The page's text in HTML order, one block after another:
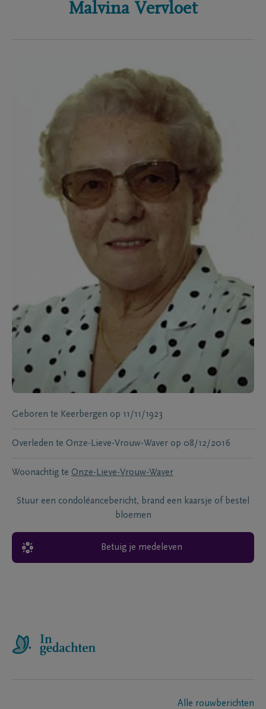
Malvina Vervloet
Geboren te Keerbergen op 11/11/1923
Overleden te Onze-Lieve-Vrouw-Waver op 08/12/2016
Woonachtig te Onze-Lieve-Vrouw-Waver
Stuur een condoléancebericht, brand een kaarsje of bestel
bloemen
Betuig je medeleven
Alle rouwberichten